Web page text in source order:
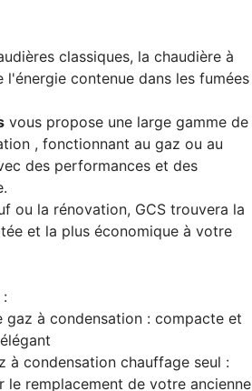
classiques, la chaudière à
l'énergie contenue dans les fumées
vous propose une large gamme de
, fonctionnant au gaz ou au
des performances et des
ou la rénovation, GCS trouvera la
et la plus économique à votre
:
gaz à condensation : compacte et
à condensation chauffage seul :
le remplacement de votre ancienne